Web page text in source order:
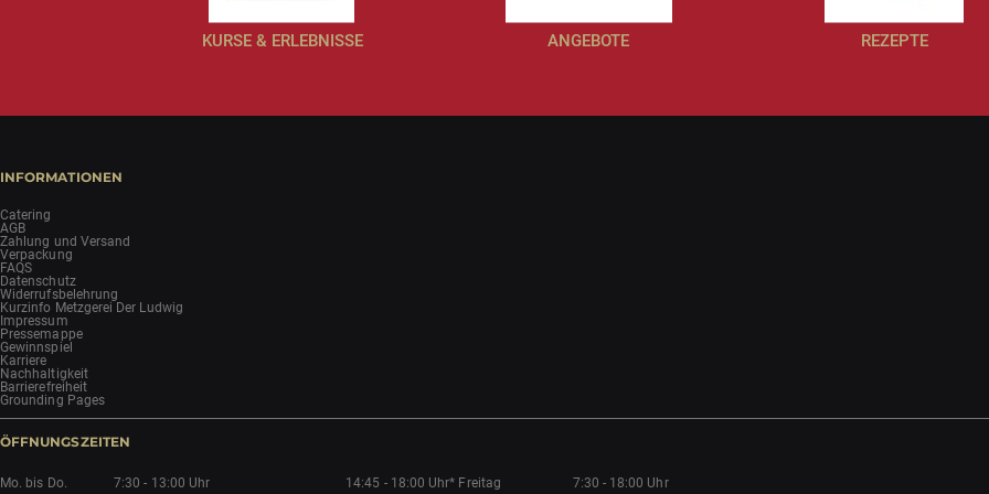
KURSE & ERLEBNISSE ANGEBOTE REZEPTE
INFORMATIONEN
Catering
AGB
Zahlung und Versand
Verpackung
FAQS
Datenschutz
Widerrufsbelehrung
Kurzinfo Metzgerei Der Ludwig
Impressum
Pressemappe
Gewinnspiel
Karriere
Nachhaltigkeit
Barrierefreiheit
Grounding Pages
ÖFFNUNGSZEITEN
Mo. bis Do. 7:30 - 13:00 Uhr 14:45 - 18:00 Uhr* Freitag 7:30 - 18:00 Uhr